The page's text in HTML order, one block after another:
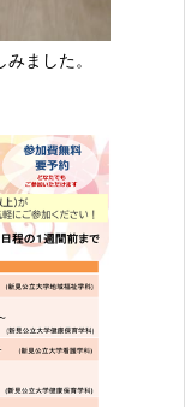
ました。